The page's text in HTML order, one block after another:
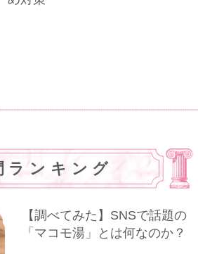
ランキング
【調べてみた】SNSで話題の
「マコモ湯」とは何なのか？